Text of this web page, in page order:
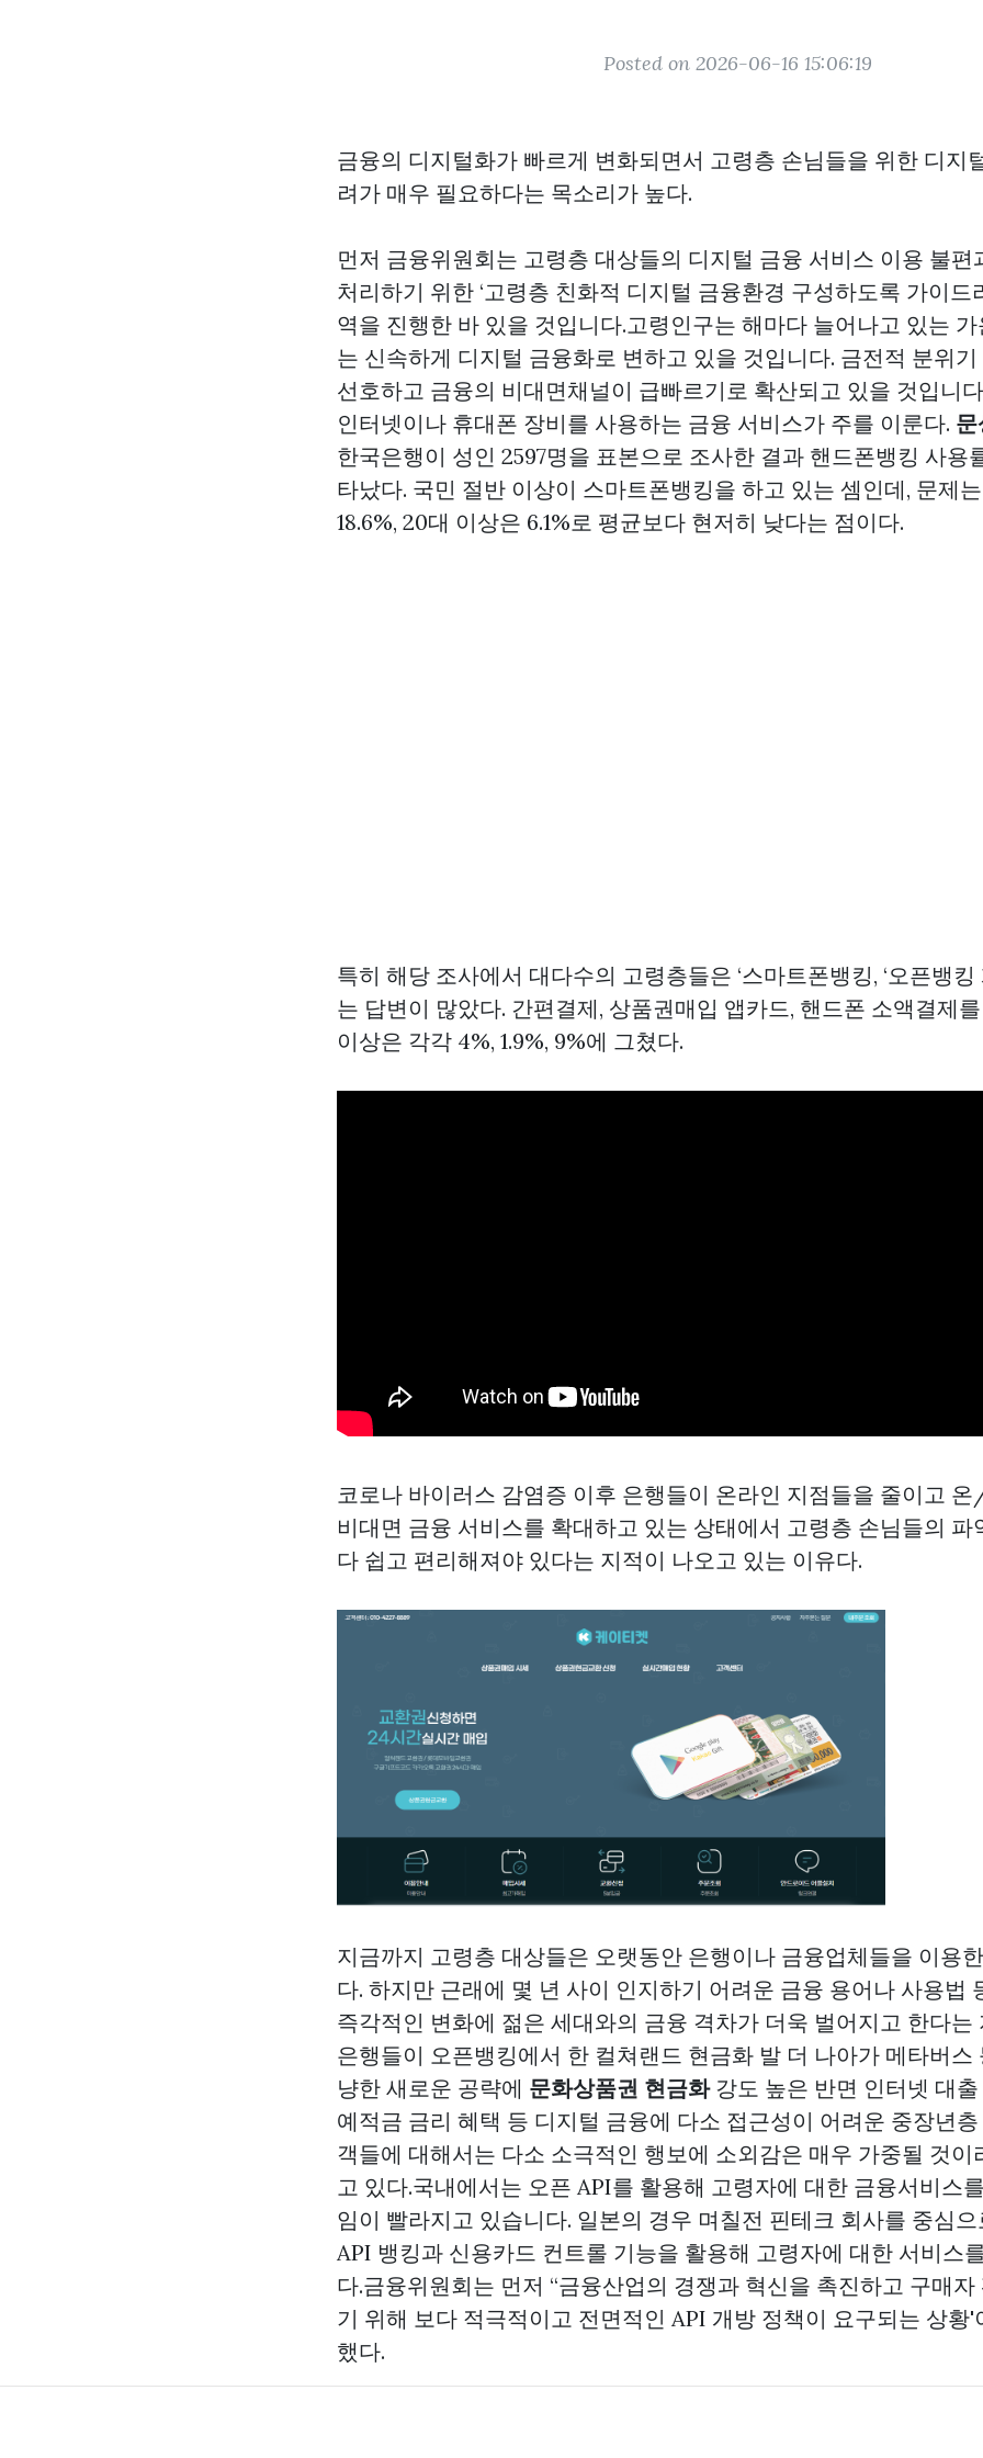
Posted on 2026-06-16 15:06:19
금융의 디지털화가 빠르게 변화되면서 고령층 손님들을 위한 디지
려가 매우 필요하다는 목소리가 높다.
먼저 금융위원회는 고령층 대상들의 디지털 금융 서비스 이용 불편
처리하기 위한 ‘고령층 친화적 디지털 금융환경 구성하도록 가이드
역을 진행한 바 있을 것입니다.고령인구는 해마다 늘어나고 있는
는 신속하게 디지털 금융화로 변하고 있을 것입니다. 금전적 분위
선호하고 금융의 비대면채널이 급빠르기로 확산되고 있을 것입니
인터넷이나 휴대폰 장비를 사용하는 금융 서비스가 주를 이룬다.
한국은행이 성인 2597명을 표본으로 조사한 결과 핸드폰뱅킹 사용
타났다. 국민 절반 이상이 스마트폰뱅킹을 하고 있는 셈인데, 문제
18.6%, 20대 이상은 6.1%로 평균보다 현저히 낮다는 점이다.
특히 해당 조사에서 대다수의 고령층들은 ‘스마트폰뱅킹, ‘오픈뱅
는 답변이 많았다. 간편결제, 상품권매입 앱카드, 핸드폰 소액결제
이상은 각각 4%, 1.9%, 9%에 그쳤다.
코로나 바이러스 감염증 이후 은행들이 온라인 지점들을 줄이고
비대면 금융 서비스를 확대하고 있는 상태에서 고령층 손님들의 파
다 쉽고 편리해져야 있다는 지적이 나오고 있는 이유다.
지금까지 고령층 대상들은 오랫동안 은행이나 금융업체들을 이용
다. 하지만 근래에 몇 년 사이 인지하기 어려운 금융 용어나 사용법
즉각적인 변화에 젊은 세대와의 금융 격차가 더욱 벌어지고 한다는
은행들이 오픈뱅킹에서 한 컬쳐랜드 현금화 발 더 나아가 메타버스
냥한 새로운 공략에 문화상품권 현금화강도 높은 반면 인터넷 대출
예적금 금리 혜택 등 디지털 금융에 다소 접근성이 어려운 중장년
객들에 대해서는 다소 소극적인 행보에 소외감은 매우 가중될 것이
고 있다.국내에서는 오픈 API를 활용해 고령자에 대한 금융서비스
임이 빨라지고 있습니다. 일본의 경우 며칠전 핀테크 회사를 중심
API 뱅킹과 신용카드 컨트롤 기능을 활용해 고령자에 대한 서비스
다.금융위원회는 먼저 “금융산업의 경쟁과 혁신을 촉진하고 구매
기 위해 보다 적극적이고 전면적인 API 개방 정책이 요구되는 상황'
했다.